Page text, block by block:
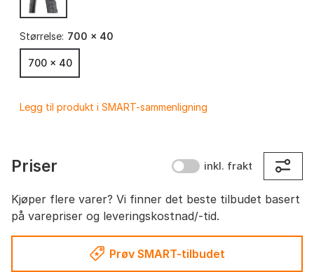
Størrelse: 700 x 40
700 x 40
Legg til produkt i SMART-sammenligning
Priser inkl. frakt
Kjøper flere varer? Vi finner det beste tilbudet basert
på varepriser og leveringskostnad/-tid.
Prøv SMART-tilbudet